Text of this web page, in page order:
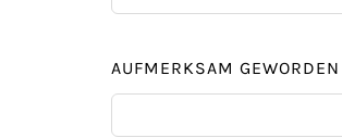
AUFMERKSAM